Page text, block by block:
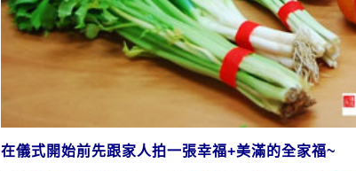
在儀式開始前先跟家人拍一張幸福+美滿的全家福~